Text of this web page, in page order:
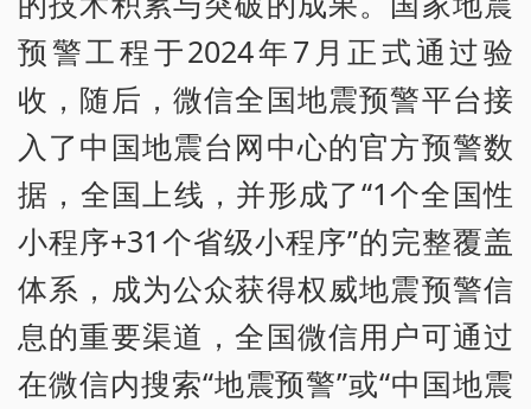
预警工程于2024年7月正式通过验
收，随后，微信全国地震预警平台接
入了中国地震台网中心的官方预警数
据，全国上线，并形成了“1个全国性
小程序+31个省级小程序”的完整覆盖
体系，成为公众获得权威地震预警信
息的重要渠道，全国微信用户可通过
在微信内搜索“地震预警”或“中国地震